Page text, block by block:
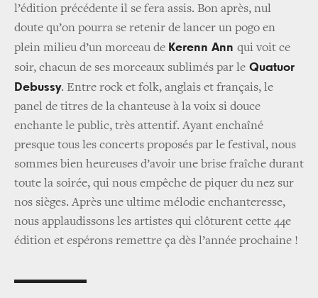
l’édition précédente il se fera assis. Bon après, nul
doute qu’on pourra se retenir de lancer un pogo en
plein milieu d’un morceau de Kerenn Ann qui voit ce
soir, chacun de ses morceaux sublimés par le Quatuor
Debussy. Entre rock et folk, anglais et français, le
panel de titres de la chanteuse à la voix si douce
enchante le public, très attentif. Ayant enchaîné
presque tous les concerts proposés par le festival, nous
sommes bien heureuses d’avoir une brise fraîche durant
toute la soirée, qui nous empêche de piquer du nez sur
nos sièges. Après une ultime mélodie enchanteresse,
nous applaudissons les artistes qui clôturent cette 44e
édition et espérons remettre ça dès l’année prochaine !